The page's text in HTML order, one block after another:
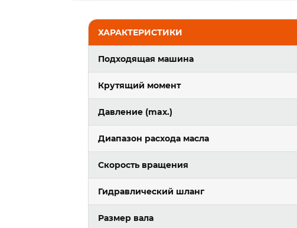
ХАРАКТЕРИСТИКИ
Подходящая машина
Крутящий момент
Давление (max.)
Диапазон расхода масла
Скорость вращения
Гидравлический шланг
Размер вала